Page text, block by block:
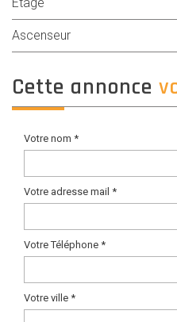
Ascenseur
cette annonce
Votre nom *
Votre adresse mail *
Votre Téléphone *
Votre ville *